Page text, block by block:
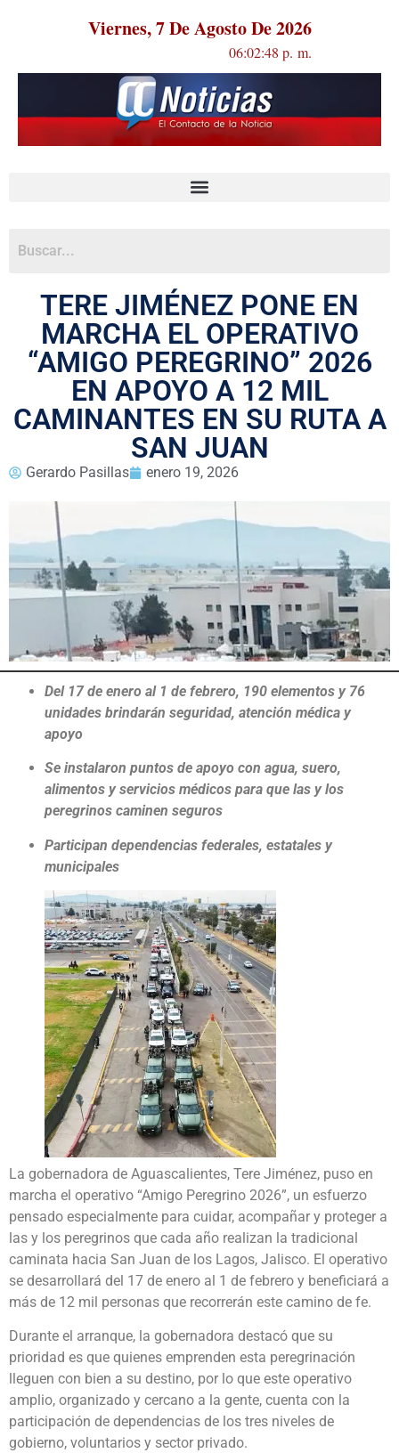
Viernes, 7 De Agosto De 2026
06:02:49 p. m.
TERE JIMÉNEZ PONE EN
MARCHA EL OPERATIVO
“AMIGO PEREGRINO” 2026
EN APOYO A 12 MIL
CAMINANTES EN SU RUTA A
SAN JUAN
Gerardo Pasillas enero 19, 2026
Del 17 de enero al 1 de febrero, 190 elementos y 76
unidades brindarán seguridad, atención médica y
apoyo
Se instalaron puntos de apoyo con agua, suero,
alimentos y servicios médicos para que las y los
peregrinos caminen seguros
Participan dependencias federales, estatales y
municipales
La gobernadora de Aguascalientes, Tere Jiménez, puso en
marcha el operativo “Amigo Peregrino 2026”, un esfuerzo
pensado especialmente para cuidar, acompañar y proteger a
las y los peregrinos que cada año realizan la tradicional
caminata hacia San Juan de los Lagos, Jalisco. El operativo
se desarrollará del 17 de enero al 1 de febrero y beneficiará a
más de 12 mil personas que recorrerán este camino de fe.
Durante el arranque, la gobernadora destacó que su
prioridad es que quienes emprenden esta peregrinación
lleguen con bien a su destino, por lo que este operativo
amplio, organizado y cercano a la gente, cuenta con la
participación de dependencias de los tres niveles de
gobierno, voluntarios y sector privado.